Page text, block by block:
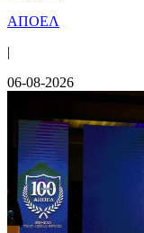
ΑΠΟΕΛ
|
06-08-2026